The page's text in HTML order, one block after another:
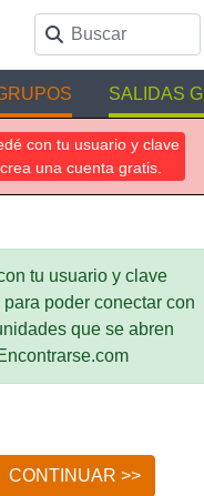
SALIDAS
con tu usuario y clave
una cuenta gratis.
tu usuario y clave
poder conectar con
que se abren
CONTINUAR >>